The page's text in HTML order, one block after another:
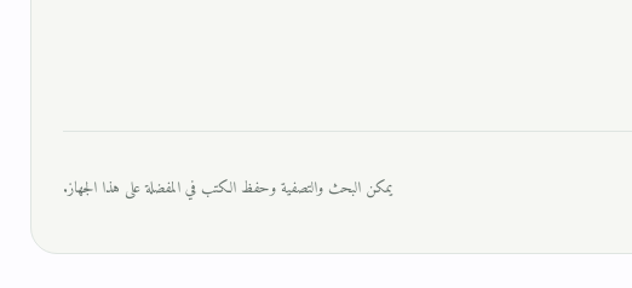
يمكن البحث والتصفية وحفظ الكتب في المفضلة على هذا الجهاز.